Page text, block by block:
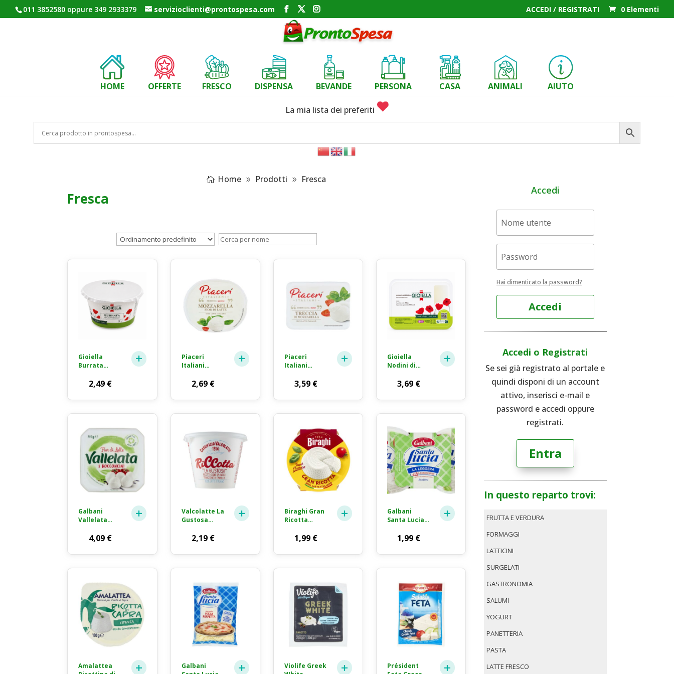
011 3852580 oppure 349 2933379 servizioclienti@prontospesa.com ACCEDI / REGISTRATI 0 Elementi
HOME OFFERTE FRESCO DISPENSA BEVANDE PERSONA CASA ANIMALI AIUTO
La mia lista dei preferiti
Home Prodotti Fresca
Fresca
Gioiella
Burrata
Fresco 260g
2,49 €
Piaceri
Italiani
Fior di Latte
2,69 €
Piaceri
Italiani
Mozzarella
200g
3,59 €
Gioiella
Nodini di
Fior di Latte
3,69 €
Galbani
Vallelata
Mozzarella
8x25g
4,09 €
Valcolatte La
Gustosa
Fresca 250g
2,19 €
Biraghi Gran
Ricotta
Cremosa
1,99 €
Galbani
Santa Lucia
2x90g1,99 €
Amalattea
Galbani
Violife Greek
Président
Accedi
Hai dimenticato la password?
Accedi
Accedi o Registrati
Se sei già registrato al portale e
quindi disponi di un account
attivo, inserisci e-mail e
password e accedi oppure
registrati.
Entra
In questo reparto trovi:
FRUTTA E VERDURA
FORMAGGI
LATTICINI
SURGELATI
GASTRONOMIA
SALUMI
YOGURT
PANETTERIA
PASTA
LATTE FRESCO